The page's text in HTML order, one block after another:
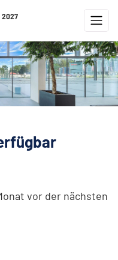
2027
vor der nächsten